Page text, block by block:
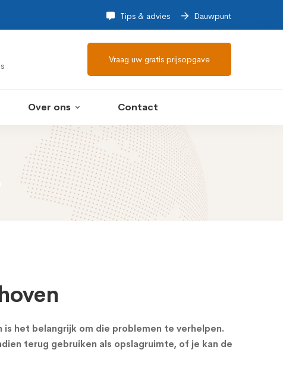
Tips & advies Dauwpunt
Vraag uw gratis prijsopgave
Over ons Contact
het belangrijk om die problemen te verhelpen.
terug gebruiken als opslagruimte, of je kan de